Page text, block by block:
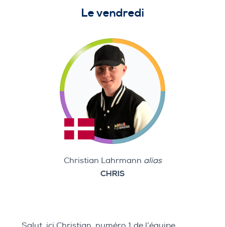
Le vendredi
Christian Lahrmann alias
CHRIS